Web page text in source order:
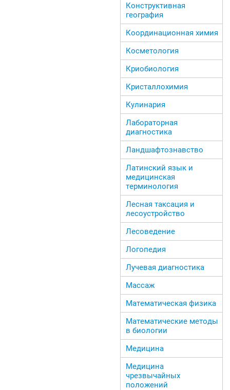
Конструктивная
география
Координационная химия
Косметология
Криобиология
Кристаллохимия
Кулинария
Лабораторная
диагностика
Ландшафтознавство
Латинский язык и
медицинская
терминология
Лесная таксация и
лесоустройство
Лесоведение
Логопедия
Лучевая диагностика
Массаж
Математическая физика
Математические методы
в биологии
Медицина
Медицина
чрезвычайных
положений